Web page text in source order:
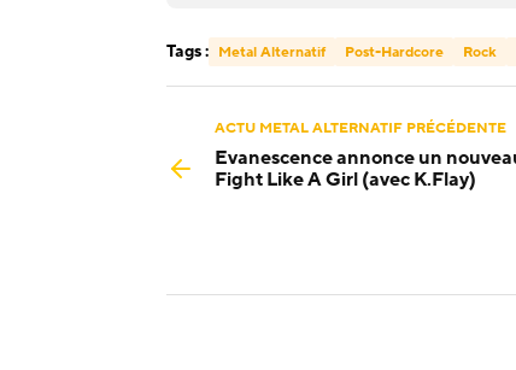
Tags : Metal Alternatif Post-Hardcore Rock
ACTU METAL ALTERNATIF PRÉCÉDENTE
Evanescence annonce un
Fight Like A Girl (avec K.Flay)